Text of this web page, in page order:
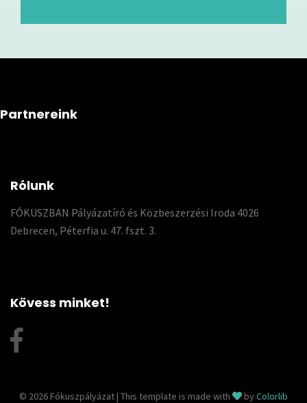
Partnereink
Rólunk
FÓKUSZBAN Pályázatíró és Közbeszerzési Iroda 4026
Debrecen, Péterfia u. 47. fszt. 3.
Kövess minket!
© 2026 Fókuszpályázat | This template is made with byColorlib